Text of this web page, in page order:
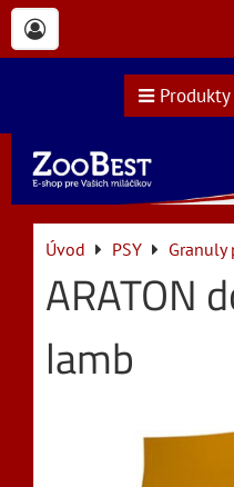
Produkty
Úvod PSY Granuly
ARATON
lamb